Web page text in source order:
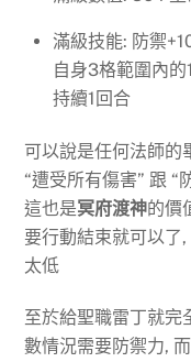
滿級技能: 防禦
自身3格範圍內的
持續1回合
可以說是任何法師的
“遭受所有傷害” 跟 “
這也是冥府渡神的價
要行動結束就可以了
太低
至於給聖職雷丁就完
數情況需要防禦力,